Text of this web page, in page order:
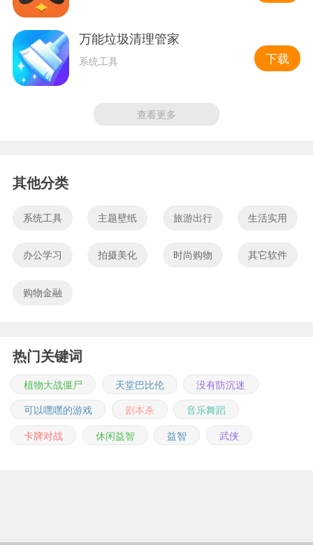
万能垃圾清理管家
系统工具 下载
查看更多
其他分类
系统工具 主题壁纸 旅游出行 生活实用
办公学习 拍摄美化 时尚购物 其它软件
购物金融
热门关键词
植物大战僵尸 天堂巴比伦
没有防沉迷
可以嘿嘿的游戏
剧本杀
音乐舞蹈
卡牌对战
休闲益智 益智 武侠